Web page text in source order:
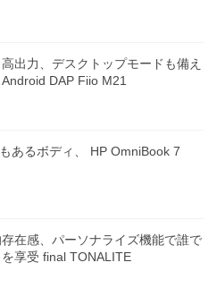
出力、デスクトップモードも備え
DAP Fiio M21
あるボディ、 HP OmniBook 7
在感、パーソナライズ機能で誰で
享受 final TONALITE